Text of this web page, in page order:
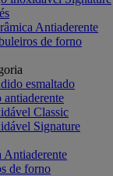
Antiaderente
de forno
esmaltado
Classic
Signature
Antiaderente
de forno